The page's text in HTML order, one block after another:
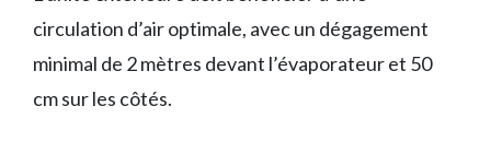
circulation d’air optimale, avec un dégagement
minimal de 2 mètres devant l’évaporateur et 50
cm sur les côtés.